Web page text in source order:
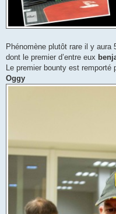
Phénomène plutôt rare il y
dont le premier d’entre eux
Le premier bounty est remporté
Oggy